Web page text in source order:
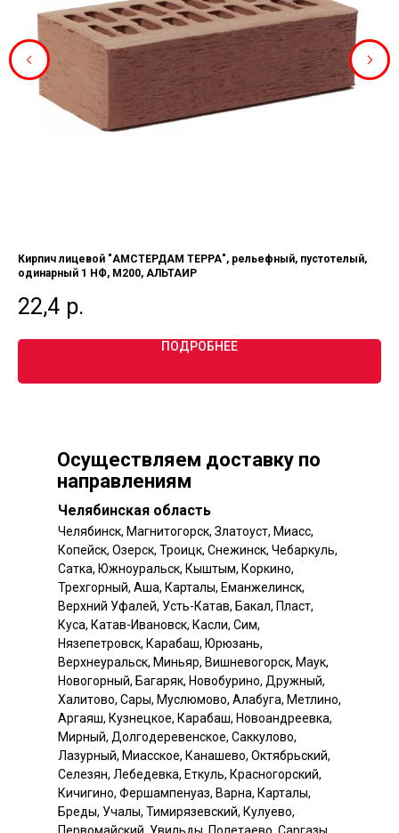
Кирпич лицевой "АМСТЕРДАМ ТЕРРА", рельефный, пустотелый,
одинарный 1 НФ, М200, АЛЬТАИР
22,4 р.
ПОДРОБНЕЕ
Челябинская область
Осуществляем доставку по
направлениям
Челябинск, Магнитогорск, Златоуст, Миасс,
Копейск, Озерск, Троицк, Снежинск, Чебаркуль,
Сатка, Южноуральск, Кыштым, Коркино,
Трехгорный, Аша, Карталы, Еманжелинск,
Верхний Уфалей, Усть-Катав, Бакал, Пласт,
Куса, Катав-Ивановск, Касли, Сим,
Нязепетровск, Карабаш, Юрюзань,
Верхнеуральск, Миньяр, Вишневогорск, Маук,
Новогорный, Багаряк, Новобурино, Дружный,
Халитово, Сары, Муслюмово, Алабуга, Метлино,
Аргаяш, Кузнецкое, Карабаш, Новоандреевка,
Мирный, Долгодеревенское, Саккулово,
Лазурный, Миасское, Канашево, Октябрьский,
Селезян, Лебедевка, Еткуль, Красногорский,
Кичигино, Фершампенуаз, Варна, Карталы,
Бреды, Учалы, Тимирязевский, Кулуево,